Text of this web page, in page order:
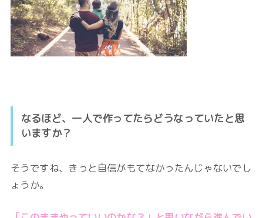
なるほど、一人で作ってたらどうなっていたと思
いますか？
そうですね、きっと自信がもてなかったんじゃないでし
ょうか。